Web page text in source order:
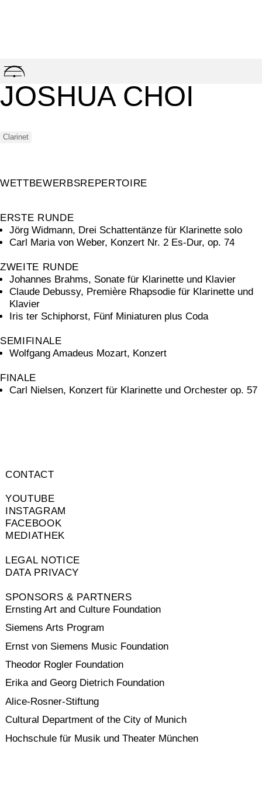
Skip
to
content
JOSHUA CHOI
Clarinet
WETTBEWERBSREPERTOIRE
ERSTE RUNDE
Jörg Widmann, Drei Schattentänze für Klarinette solo
Carl Maria von Weber, Konzert Nr. 2 Es-Dur, op. 74
ZWEITE RUNDE
Johannes Brahms, Sonate für Klarinette und Klavier
Claude Debussy, Première Rhapsodie für Klarinette und
Klavier
Iris ter Schiphorst, Fünf Miniaturen plus Coda
SEMIFINALE
Wolfgang Amadeus Mozart, Konzert
FINALE
Carl Nielsen, Konzert für Klarinette und Orchester op. 57
CONTACT
YOUTUBE
INSTAGRAM
FACEBOOK
MEDIATHEK
LEGAL NOTICE
DATA PRIVACY
SPONSORS & PARTNERS
Ernsting Art and Culture Foundation
Siemens Arts Program
Ernst von Siemens Music Foundation
Theodor Rogler Foundation
Erika and Georg Dietrich Foundation
Alice-Rosner-Stiftung
Cultural Department of the City of Munich
Hochschule für Musik und Theater München